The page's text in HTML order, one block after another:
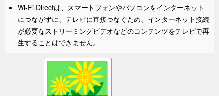
Wi-Fi Directは、スマートフォンやパソコンをインターネット
につながずに、テレビに直接つなぐため、インターネット接続
が必要なストリーミングビデオなどのコンテンツをテレビで再
生することはできません。